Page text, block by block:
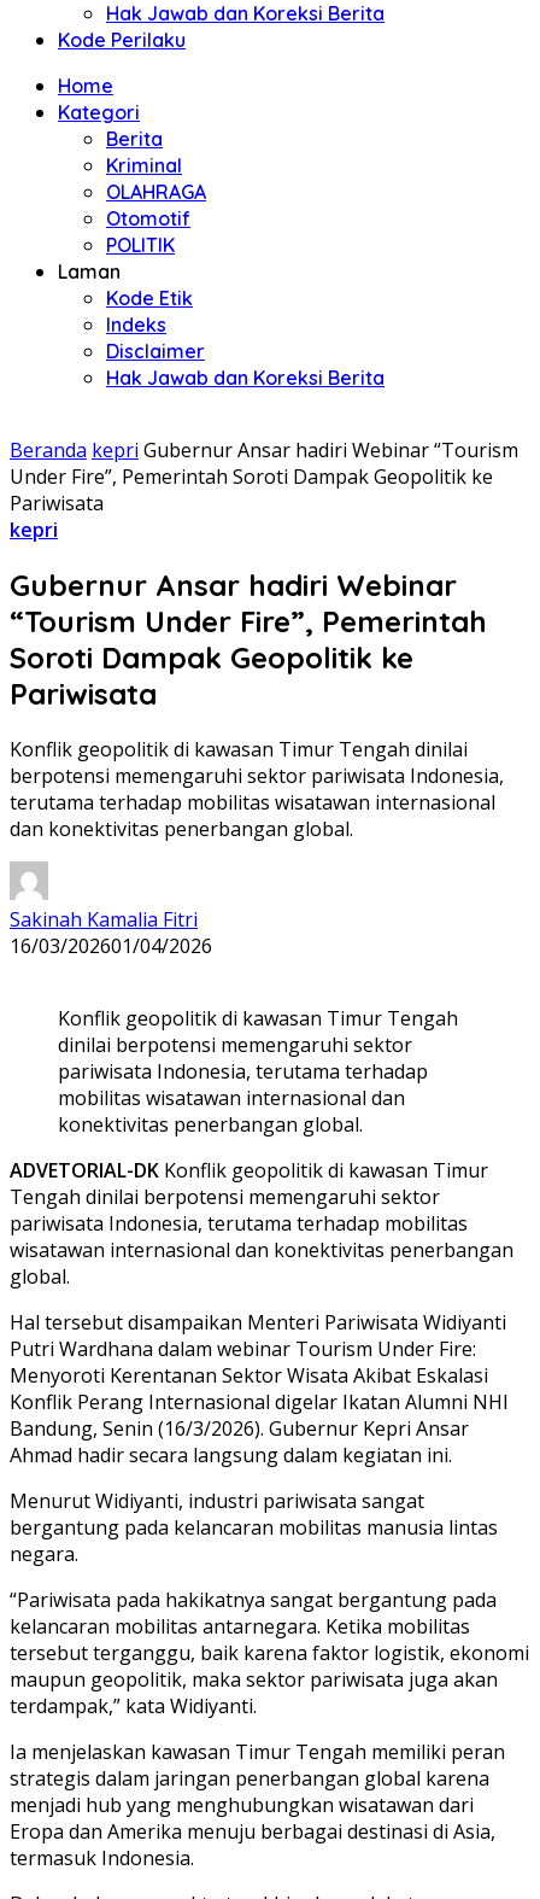
Hak Jawab dan Koreksi Berita
Kode Perilaku
Home
Kategori
Berita
Kriminal
OLAHRAGA
Otomotif
POLITIK
Laman
Kode Etik
Indeks
Disclaimer
Hak Jawab dan Koreksi Berita
Beranda kepri Gubernur Ansar hadiri Webinar “Tourism
Under Fire”, Pemerintah Soroti Dampak Geopolitik ke
Pariwisata
kepri
Gubernur Ansar hadiri Webinar
“Tourism Under Fire”, Pemerintah
Soroti Dampak Geopolitik ke
Pariwisata
Konflik geopolitik di kawasan Timur Tengah dinilai
berpotensi memengaruhi sektor pariwisata Indonesia,
terutama terhadap mobilitas wisatawan internasional
dan konektivitas penerbangan global.
Sakinah Kamalia Fitri
16/03/202601/04/2026
Konflik geopolitik di kawasan Timur Tengah
dinilai berpotensi memengaruhi sektor
pariwisata Indonesia, terutama terhadap
mobilitas wisatawan internasional dan
konektivitas penerbangan global.
ADVETORIAL-DK Konflik geopolitik di kawasan Timur
Tengah dinilai berpotensi memengaruhi sektor
pariwisata Indonesia, terutama terhadap mobilitas
wisatawan internasional dan konektivitas penerbangan
global.
Hal tersebut disampaikan Menteri Pariwisata Widiyanti
Putri Wardhana dalam webinar Tourism Under Fire:
Menyoroti Kerentanan Sektor Wisata Akibat Eskalasi
Konflik Perang Internasional digelar Ikatan Alumni NHI
Bandung, Senin (16/3/2026). Gubernur Kepri Ansar
Ahmad hadir secara langsung dalam kegiatan ini.
Menurut Widiyanti, industri pariwisata sangat
bergantung pada kelancaran mobilitas manusia lintas
negara.
“Pariwisata pada hakikatnya sangat bergantung pada
kelancaran mobilitas antarnegara. Ketika mobilitas
tersebut terganggu, baik karena faktor logistik, ekonomi
maupun geopolitik, maka sektor pariwisata juga akan
terdampak,” kata Widiyanti.
Ia menjelaskan kawasan Timur Tengah memiliki peran
strategis dalam jaringan penerbangan global karena
menjadi hub yang menghubungkan wisatawan dari
Eropa dan Amerika menuju berbagai destinasi di Asia,
termasuk Indonesia.